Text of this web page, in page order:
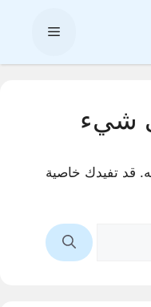
القائمة
شيء
قد تفيدك خاصية